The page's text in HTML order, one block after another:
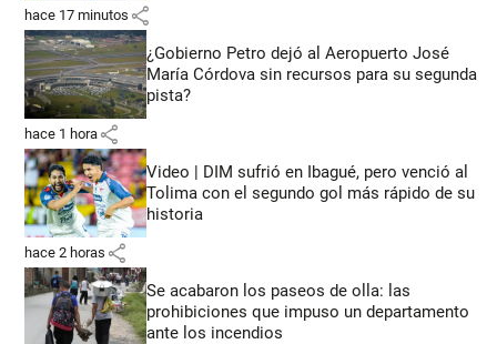
hace 17 minutos share
¿Gobierno Petro dejó al Aeropuerto José
María Córdova sin recursos para su segunda
pista?
hace 1 hora share
Video | DIM sufrió en Ibagué, pero venció al
Tolima con el segundo gol más rápido de su
historia
hace 2 horas share
Se acabaron los paseos de olla: las
prohibiciones que impuso un departamento
ante los incendios